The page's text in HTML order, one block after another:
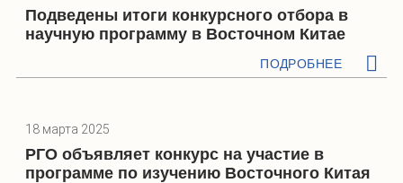
Подведены итоги конкурсного отбора в
научную программу в Восточном Китае
ПОДРОБНЕЕ
18 марта 2025
РГО объявляет конкурс на участие в
программе по изучению Восточного Китая